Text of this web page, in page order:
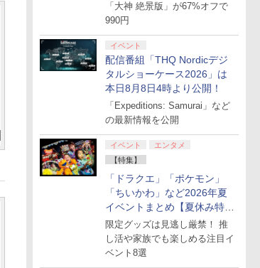
「大神 絶景版」が67%オフで
990円
イベント
配信番組「THQ Nordicデジ
タルショーケース2026」は
本日8月8日4時より公開！
「Expeditions: Samurai」など
の最新情報を公開
イベント
エンタメ
【特集】
「ドラクエ」「ポケモン」
「ちいかわ」など2026年夏
イベントまとめ【夏休み特
集】
限定グッズは見逃し厳禁！ 推
し活や家族でも楽しめる注目イ
ベント8選